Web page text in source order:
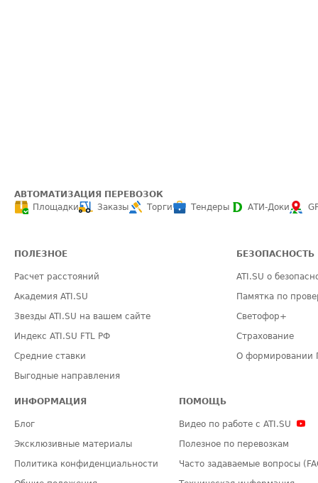
АВТОМАТИЗАЦИЯ ПЕРЕВОЗОК
Площадки
Заказы Торги Тендеры АТИ-Доки
ПОЛЕЗНОЕ
Расчет расстояний
Академия ATI.SU
Звезды ATI.SU на вашем сайте
Индекс ATI.SU FTL РФ
Средние ставки
Выгодные направления
БЕЗОПАСНОСТЬ
ATI.SU о
Памятка по
Светофор+
Страхование
О формировании
ИНФОРМАЦИЯ
Блог
Эксклюзивные материалы
Политика конфиденциальности
ПОМОЩЬ
Видео по работе с ATI.SU
Полезное по перевозкам
Часто задаваемые вопросы